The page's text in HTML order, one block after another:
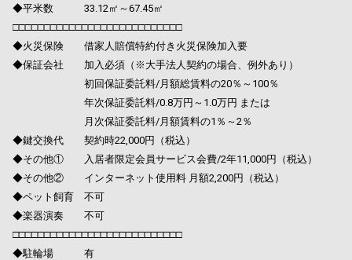
◆平米数 33.12㎡～67.45㎡
□□□□□□□□□□□□□□□□□□□□□□□□□□□
◆火災保険 借家人賠償特約付き火災保険加入要
◆保証会社 加入必須（※大手法人契約の場合、例外あり）
初回保証委託料/月額総賃料の20％～100％
年次保証委託料/0.8万円～1.0万円 または
月次保証委託料/月額賃料の1％～2％
◆鍵交換代 契約時22,000円（税込）
◆その他① 入居者限定会員サービス会費/2年11,000円（税込）
◆その他② インターネット使用料 月額2,200円（税込）
◆ペット飼育 不可
◆楽器演奏 不可
□□□□□□□□□□□□□□□□□□□□□□□□□□□
◆駐輪場 有